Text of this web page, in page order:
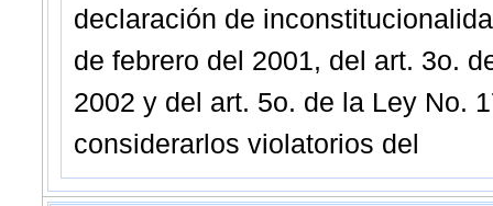
declaración de
de febrero del 2001, del art. 3o.
2002 y del art. 5o. de la Ley No.
considerarlos violatorios del